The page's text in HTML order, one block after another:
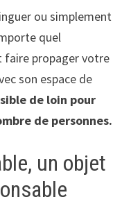
ou simplement
quel
faire propager votre
son espace de
de loin pour
de personnes.
un objet